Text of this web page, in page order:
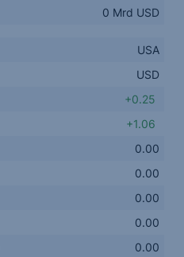
0 Mrd USD
USA
USD
+0.25
+1.06
0.00
0.00
0.00
0.00
0.00